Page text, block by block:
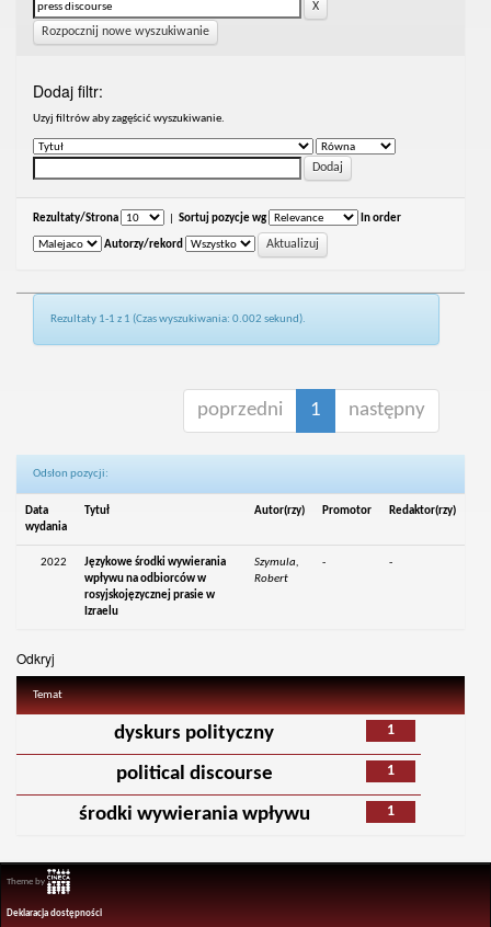
Rozpocznij nowe wyszukiwanie
Dodaj filtr:
Uzyj filtrów aby zagęścić wyszukiwanie.
Rezultaty/Strona Sortuj pozycje wg In order
Autorzy/rekord
Rezultaty 1-1 z 1 (Czas wyszukiwania: 0.002 sekund).
poprzedni 1 następny
Odsłon pozycji:
Data
wydania
Tytuł Autor(rzy) Promotor Redaktor(rzy)
2022
Językowe środki wywierania
wpływu na odbiorców w
rosyjskojęzycznej prasie w
Izraelu
Szymula,
Robert
- -
Odkryj
Temat
1
dyskurs polityczny
1
political discourse
1
środki wywierania wpływu
Theme by
Deklaracja dostępności